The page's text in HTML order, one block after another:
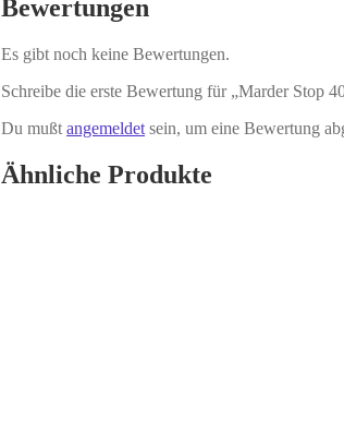
Bewertungen
Es gibt noch keine Bewertungen.
Schreibe die erste Bewertung für „Marder Stop
Du mußtangemeldet sein, um eine Bewertung
Ähnliche Produkte